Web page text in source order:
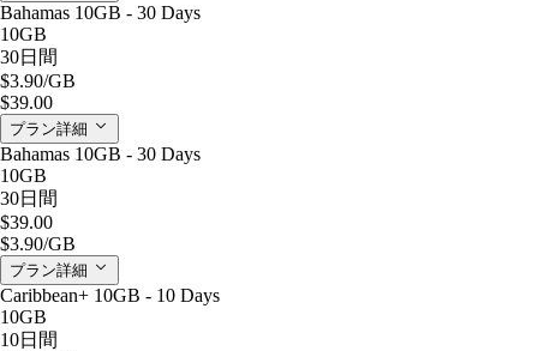
Bahamas 10GB - 30 Days
10GB
30日間
$3.90/GB
$39.00
プラン詳細
Bahamas 10GB - 30 Days
10GB
30日間
$39.00
$3.90/GB
プラン詳細
Caribbean+ 10GB - 10 Days
10GB
10日間